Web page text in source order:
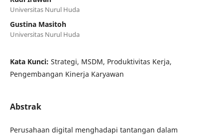
Universitas Nurul Huda
Gustina Masitoh
Universitas Nurul Huda
Kata Kunci: Strategi, MSDM, Produktivitas Kerja,
Pengembangan Kinerja Karyawan
Abstrak
Perusahaan digital menghadapi tantangan dalam